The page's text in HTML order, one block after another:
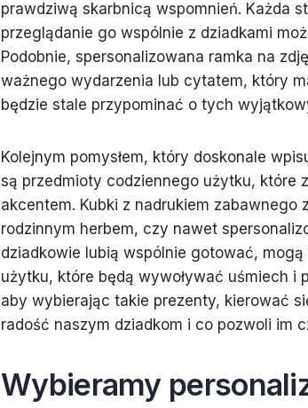
prawdziwą skarbnicą wspomnień. Każda
przeglądanie go wspólnie z dziadkami
Podobnie, spersonalizowana ramka na
ważnego wydarzenia lub cytatem, który
będzie stale przypominać o tych
Kolejnym pomysłem, który doskonale
są przedmioty codziennego użytku, które
akcentem. Kubki z nadrukiem zabawnego
rodzinnym herbem, czy nawet
dziadkowie lubią wspólnie gotować,
użytku, które będą wywoływać uśmiech i
aby wybierając takie prezenty, kierować
radość naszym dziadkom i co pozwoli im
Wybieramy